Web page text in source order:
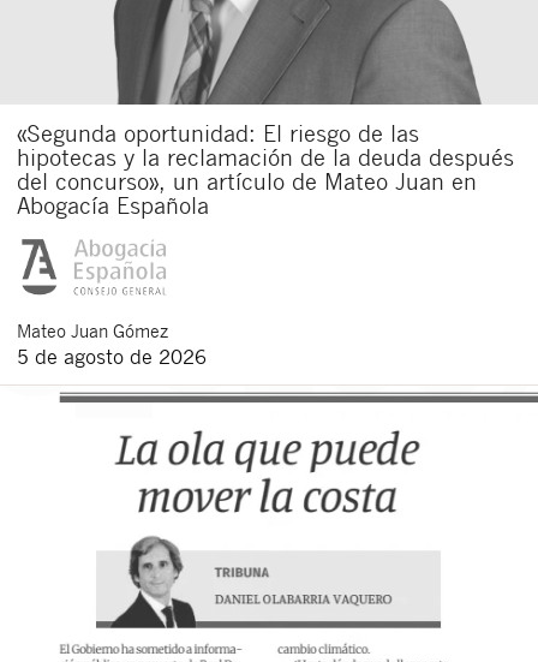
«Segunda oportunidad: El riesgo de las
hipotecas y la reclamación de la deuda después
del concurso», un artículo de Mateo Juan en
Abogacía Española
Mateo Juan Gómez
5 de agosto de 2026